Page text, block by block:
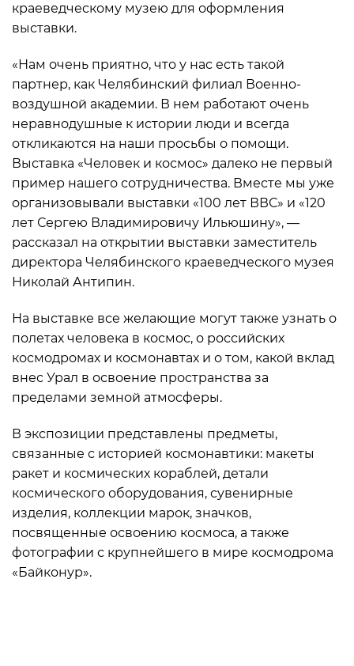
краеведческому музею для оформления
выставки.
«Нам очень приятно, что у нас есть такой
партнер, как Челябинский филиал Военно-
воздушной академии. В нем работают очень
неравнодушные к истории люди и всегда
откликаются на наши просьбы о помощи.
Выставка «Человек и космос» далеко не первый
пример нашего сотрудничества. Вместе мы уже
организовывали выставки «100 лет ВВС» и «120
лет Сергею Владимировичу Ильюшину», —
рассказал на открытии выставки заместитель
директора Челябинского краеведческого музея
Николай Антипин.
На выставке все желающие могут также узнать о
полетах человека в космос, о российских
космодромах и космонавтах и о том, какой вклад
внес Урал в освоение пространства за
пределами земной атмосферы.
В экспозиции представлены предметы,
связанные с историей космонавтики: макеты
ракет и космических кораблей, детали
космического оборудования, сувенирные
изделия, коллекции марок, значков,
посвященные освоению космоса, а также
фотографии с крупнейшего в мире космодрома
«Байконур».